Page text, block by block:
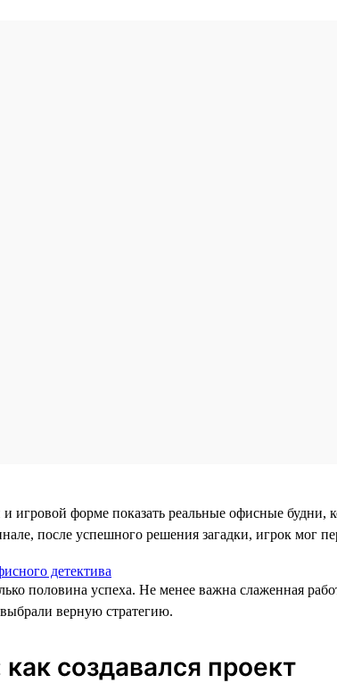
игровой форме показать реальные офисные будни,
после успешного решения загадки, игрок мог
детектива
половина успеха. Не менее важна слаженная
верную стратегию.
создавался проект